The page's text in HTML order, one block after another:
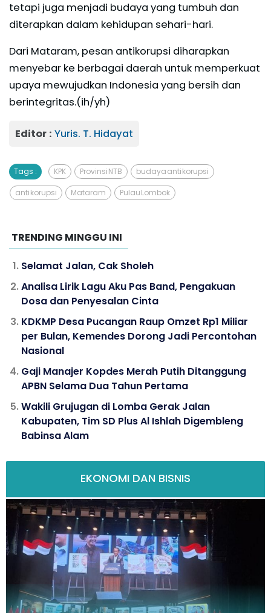
tetapi juga menjadi budaya yang tumbuh dan
diterapkan dalam kehidupan sehari-hari.
Dari Mataram, pesan antikorupsi diharapkan
menyebar ke berbagai daerah untuk memperkuat
upaya mewujudkan Indonesia yang bersih dan
berintegritas.(ih/yh)
Editor : Yuris. T. Hidayat
Tags : KPK Provinsi NTB budaya anti korupsi
anti korupsi Mataram Pulau Lombok
TRENDING MINGGU INI
Selamat Jalan, Cak Sholeh
Analisa Lirik Lagu Aku Pas Band, Pengakuan
Dosa dan Penyesalan Cinta
KDKMP Desa Pucangan Raup Omzet Rp1 Miliar
per Bulan, Kemendes Dorong Jadi Percontohan
Nasional
Gaji Manajer Kopdes Merah Putih Ditanggung
APBN Selama Dua Tahun Pertama
Wakili Grujugan di Lomba Gerak Jalan
Kabupaten, Tim SD Plus Al Ishlah Digembleng
Babinsa Alam
EKONOMI DAN BISNIS